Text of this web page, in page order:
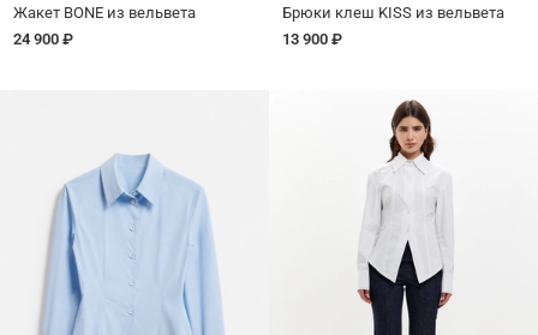
Жакет BONE из вельвета
24 900 ₽
Брюки клеш KISS из вельвета
13 900 ₽